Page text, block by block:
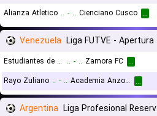
Alianza Atletico .. - .. Cienciano Cusco ...
Venezuela Liga FUTVE - Apertura
Estudiantes de Mérida .. - .. Zamora FC ...
Rayo Zuliano .. - .. Academia Anzoategui ...
Argentina Liga Profesional Reserves